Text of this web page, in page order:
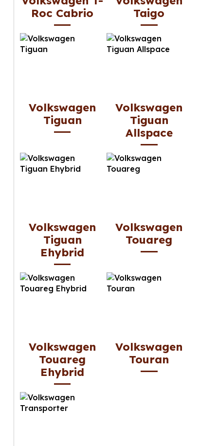
Roc Cabrio
Taigo
Volkswagen
Tiguan
Volkswagen
Tiguan
Allspace
Volkswagen
Tiguan
Ehybrid
Volkswagen
Touareg
Volkswagen
Touareg
Ehybrid
Volkswagen
Touran